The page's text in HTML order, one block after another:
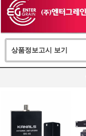
상품정보고시 보기